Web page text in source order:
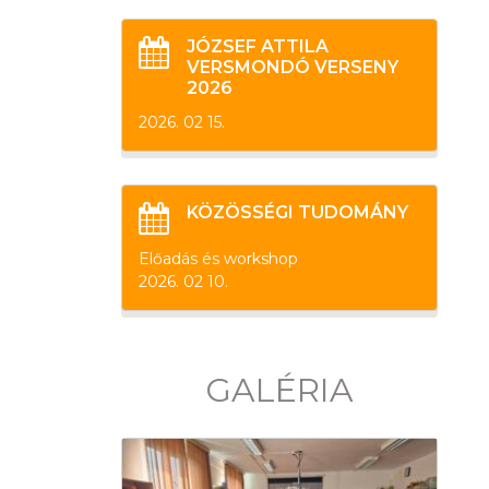
JÓZSEF ATTILA
VERSMONDÓ VERSENY
2026
2026. 02 15.
KÖZÖSSÉGI TUDOMÁNY
Előadás és workshop
2026. 02 10.
GALÉRIA